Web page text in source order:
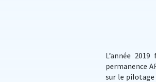
L’année
permanence
sur le pilotage